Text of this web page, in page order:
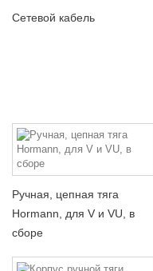
Сетевой кабель
Ручная, цепная тяга
Hormann, для V и VU, в
сборе